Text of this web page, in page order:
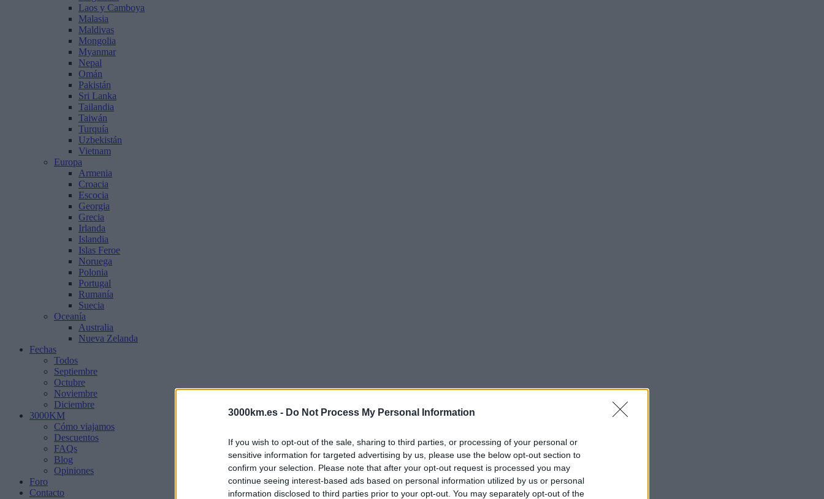
3000km.es - Do Not Process My Personal Information
If you wish to opt-out of the sale, sharing to third parties, or processing of your personal or
sensitive information for targeted advertising by us, please use the below opt-out section to
confirm your selection. Please note that after your opt-out request is processed you may
continue seeing interest-based ads based on personal information utilized by us or personal
information disclosed to third parties prior to your opt-out. You may separately opt-out of the
Laos y Camboya
Malasia
Maldivas
Mongolia
Myanmar
Nepal
Omán
Pakistán
Sri Lanka
Tailandia
Taiwán
Turquía
Uzbekistán
Vietnam
Europa
Armenia
Croacia
Escocia
Georgia
Grecia
Irlanda
Islandia
Islas Feroe
Noruega
Polonia
Portugal
Rumanía
Suecia
Oceanía
Australia
Nueva Zelanda
Fechas
Todos
Septiembre
Octubre
Noviembre
Diciembre
3000KM
Cómo viajamos
Descuentos
FAQs
Blog
Opiniones
Foro
Contacto